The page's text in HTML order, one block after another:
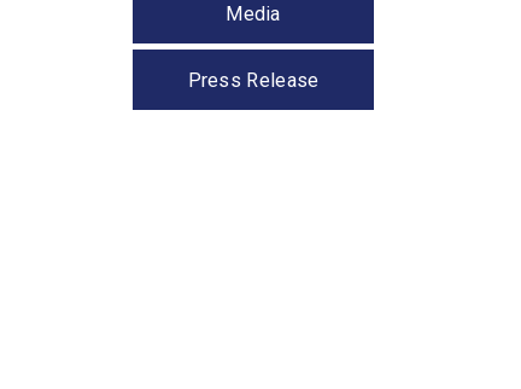
Media
Press Release